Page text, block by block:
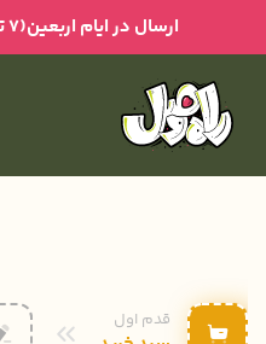
ارسال در ایام اربعین(۷ تا۱۴مرداد) انجام نمی‌شود
قدم اول